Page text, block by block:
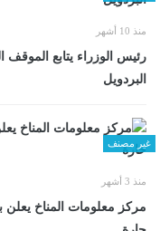
منذ 10 أشهر
رئيس الوزراء يتابع الموقف
البردويل
غير مصنف
منذ 3 أشهر
مركز معلومات المناخ